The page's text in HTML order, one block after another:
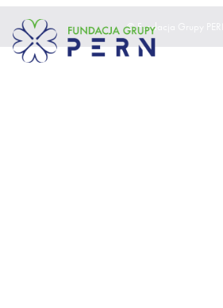
© Fundacja Grupy PERN